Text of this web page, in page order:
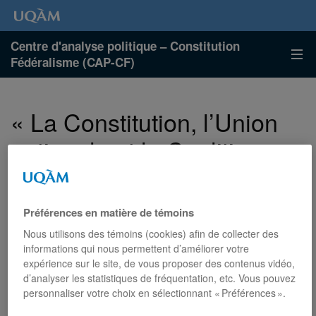
Centre d'analyse politique – Constitution
Fédéralisme (CAP-CF)
« La Constitution, l’Union
nationale et la Coalition
avenir Québec » – un
article David Sanschagrin
dans Le Devoir
Publié
24 octobre 2025
Catégories
:
Nouvelles
Préférences en matière de témoins
Nous utilisons des témoins (cookies) afin de collecter des
informations qui nous permettent d’améliorer votre
expérience sur le site, de vous proposer des contenus vidéo,
d’analyser les statistiques de fréquentation, etc. Vous pouvez
personnaliser votre choix en sélectionnant « Préférences ».